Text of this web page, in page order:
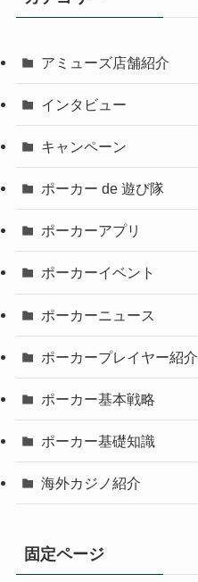
アミューズ店舗紹介
インタビュー
キャンペーン
ポーカー de 遊び隊
ポーカーアプリ
ポーカーイベント
ポーカーニュース
ポーカープレイヤー紹介
ポーカー基本戦略
ポーカー基礎知識
海外カジノ紹介
固定ページ